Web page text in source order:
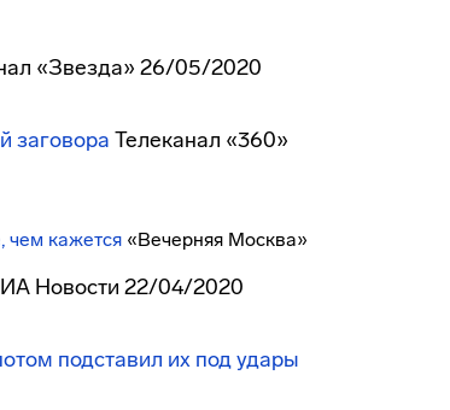
«Звезда» 26/05/2020
заговора Телеканал «360»
чем кажется «Вечерняя Москва»
Новости 22/04/2020
подставил их под удары